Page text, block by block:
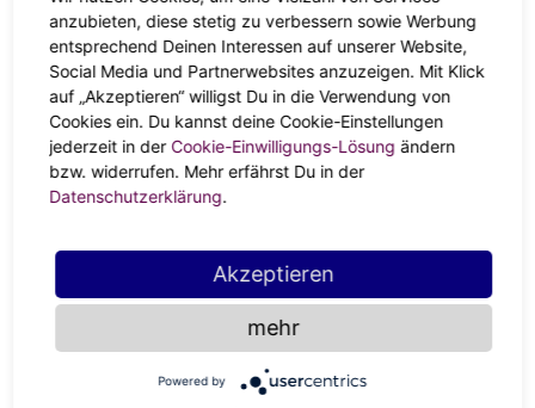
ein Date, dass dich zwar nicht umgehauen hat, bei
dem du dich aber richtig verstanden und
angenommen gefühlt hast?
Gib dem Ganzen eine zweite Chance. Trefft euch außerhalb
eurer Clique, mach auf der nächsten Office-Feier mehr als
nur Small Talk oder wage ein zweites Date. Lass dich drauf
Selbst wenn es nicht die große Liebe wird – mehr
Achtsamkeit füreinander bringt dich immer weiter. Auch in
5 Pros für Slow Love
anzubieten, diese stetig zu verbessern sowie Werbung
entsprechend Deinen Interessen auf unserer Website,
Social Media und Partnerwebsites anzuzeigen. Mit Klick
auf „Akzeptieren“ willigst Du in die Verwendung von
Cookies ein. Du kannst deine Cookie-Einstellungen
jederzeit in der Cookie-Einwilligungs-Lösung ändern
bzw. widerrufen. Mehr erfährst Du in der
Datenschutzerklärung.
Akzeptieren
mehr
Powered by